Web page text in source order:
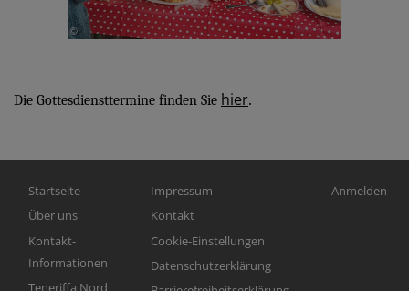
Die Gottesdiensttermine finden Sie hier.
Hauptnavigation
Startseite
Über uns
Kontakt-
Informationen
Teneriffa Nord
Fußbereichsmenü
Impressum
Kontakt
Cookie-Einstellungen
Datenschutzerklärung
Anmelden